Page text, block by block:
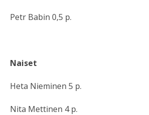
Petr Babin 0,5 p.
Naiset
Heta Nieminen 5 p.
Nita Mettinen 4 p.